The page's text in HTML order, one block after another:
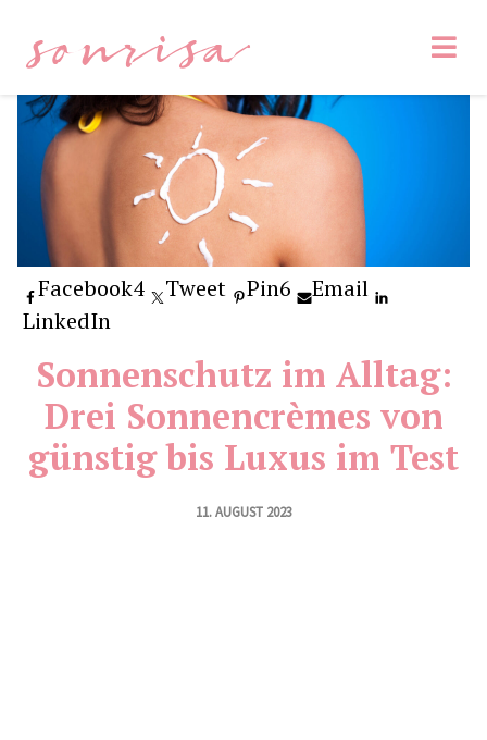
sonrisa
Facebook4 Tweet Pin6
Email
LinkedIn
Sonnenschutz im Alltag:
Drei Sonnencrèmes von
günstig bis Luxus im Test
11. AUGUST 2023